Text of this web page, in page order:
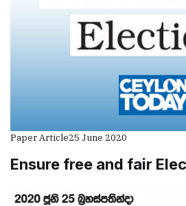
Paper Article25 June 2020
Ensure free and fair